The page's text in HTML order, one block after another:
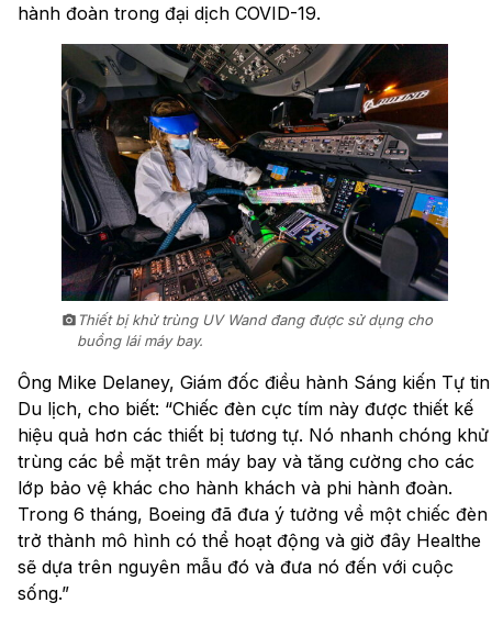
hành đoàn trong đại dịch COVID-19.
Thiết bị khử trùng UV Wand đang được sử dụng cho
buồng lái máy bay.
Ông Mike Delaney, Giám đốc điều hành Sáng kiến Tự tin
Du lịch, cho biết: “Chiếc đèn cực tím này được thiết kế
hiệu quả hơn các thiết bị tương tự. Nó nhanh chóng khử
trùng các bề mặt trên máy bay và tăng cường cho các
lớp bảo vệ khác cho hành khách và phi hành đoàn.
Trong 6 tháng, Boeing đã đưa ý tưởng về một chiếc đèn
trở thành mô hình có thể hoạt động và giờ đây Healthe
sẽ dựa trên nguyên mẫu đó và đưa nó đến với cuộc
sống.”